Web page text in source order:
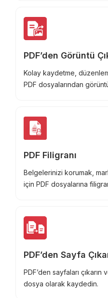
PDF’den Görüntü
Kolay kaydetme,
PDF dosyalarından
PDF Filigranı
Belgelerinizi korumak,
için PDF dosyalarına
PDF’den Sayfa
PDF’den sayfaları
dosya olarak kaydedin.